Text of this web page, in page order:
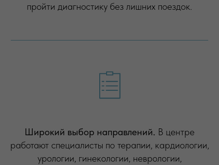
пройти диагностику без лишних поездок.
Широкий выбор направлений. В центре
работают специалисты по терапии, кардиологии,
урологии, гинекологии, неврологии,